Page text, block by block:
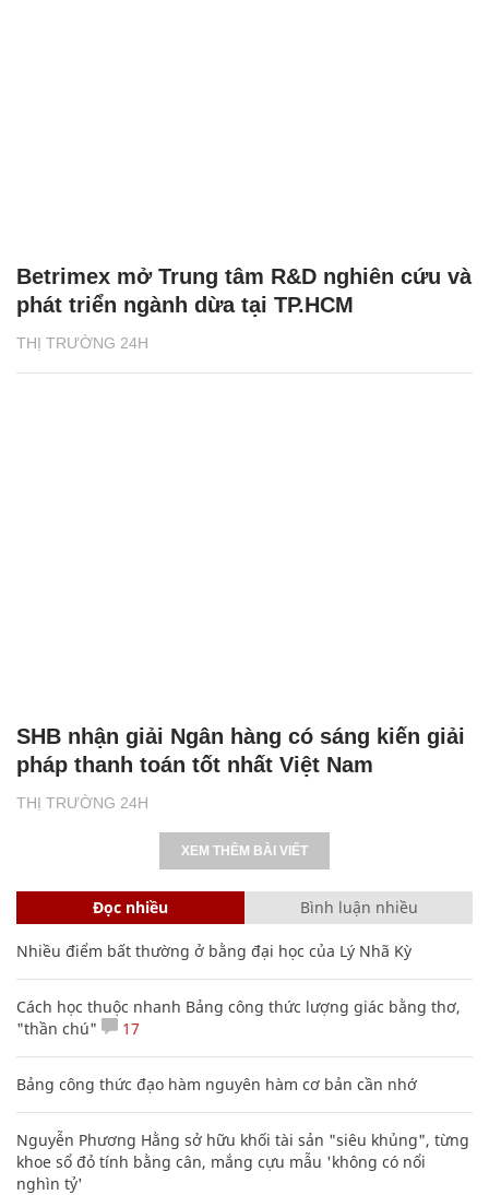
THỊ TRƯỜNG 24H
Betrimex mở Trung tâm R&D nghiên cứu và
phát triển ngành dừa tại TP.HCM
THỊ TRƯỜNG 24H
SHB nhận giải Ngân hàng có sáng kiến giải
pháp thanh toán tốt nhất Việt Nam
XEM THÊM BÀI VIẾT
Đọc nhiều Bình luận nhiều
Nhiều điểm bất thường ở bằng đại học của Lý Nhã Kỳ
Cách học thuộc nhanh Bảng công thức lượng giác bằng thơ,
"thần chú"
17
Bảng công thức đạo hàm nguyên hàm cơ bản cần nhớ
Nguyễn Phương Hằng sở hữu khối tài sản "siêu khủng", từng
khoe sổ đỏ tính bằng cân, mắng cựu mẫu 'không có nổi
nghìn tỷ'